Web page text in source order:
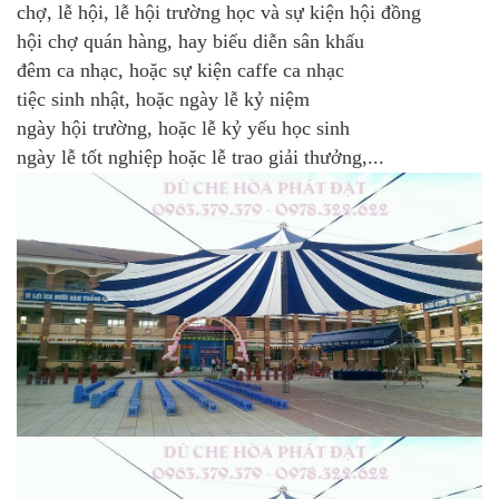
chợ, lễ hội, lễ hội trường học và sự kiện hội đồng
hội chợ quán hàng, hay biểu diễn sân khấu
đêm ca nhạc, hoặc sự kiện caffe ca nhạc
tiệc sinh nhật, hoặc ngày lễ kỷ niệm
ngày hội trường, hoặc lễ kỷ yếu học sinh
ngày lễ tốt nghiệp hoặc lễ trao giải thưởng,...